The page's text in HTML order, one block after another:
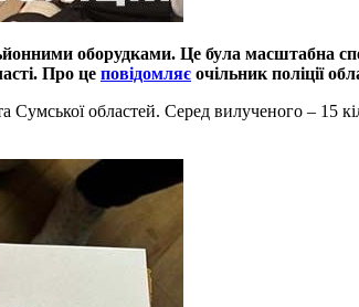
оборудками. Це була масштабна
Про це повідомляє очільник поліції
областей. Серед вилученого – 15